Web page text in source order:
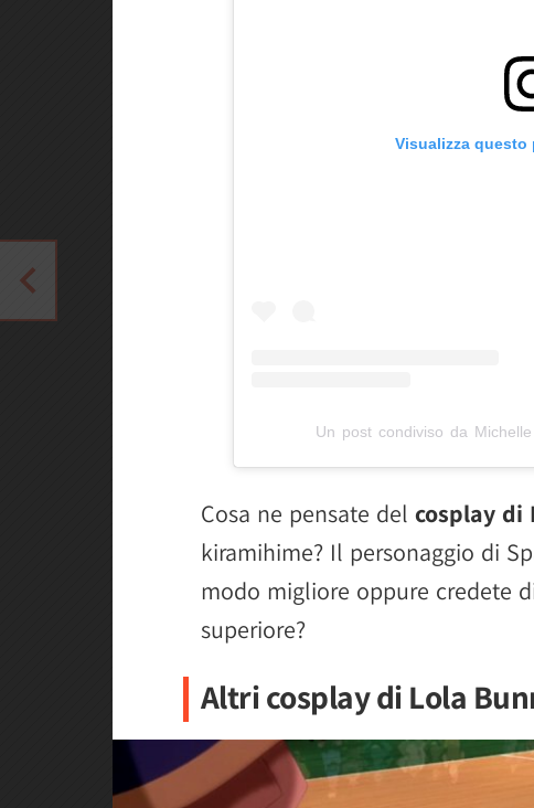
Visualizza questo
Un post condiviso da
Cosa ne pensate del cosplay di
kiramihime? Il personaggio di
modo migliore oppure credete
superiore?
Altri cosplay di Lola